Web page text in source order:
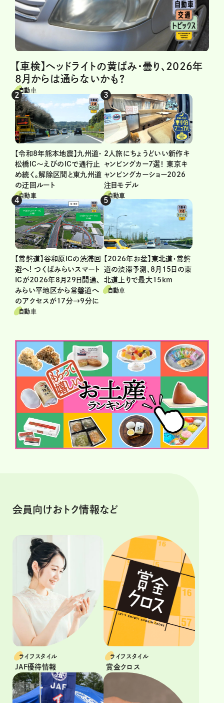
【車検】ヘッドライトの黄ばみ・曇り、2026年
8月からは通らないかも?
自動車
【令和8年熊本地震】九州道・
松橋IC～えびのICで通行止
め続く。解除区間と東九州道
の迂回ルート
自動車
2人旅にちょうどいい新作キ
ャンピングカー7選！ 東京キ
ャンピングカーショー2026
注目モデル
自動車
【常磐道】谷和原ICの渋滞回
避へ! つくばみらいスマート
ICが2026年8月29日開通、
みらい平地区から常磐道へ
のアクセスが17分→9分に
自動車
【2026年お盆】東北道・常磐
道の渋滞予測、8月15日の東
北道上りで最大15km
自動車
会員向けおトク情報など
ライフスタイル
JAF優待情報
ライフスタイル
賞金クロス